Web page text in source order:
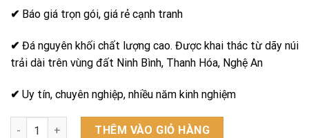
✔ Báo giá trọn gói, giá rẻ cạnh tranh
✔ Đá nguyên khối chất lượng cao. Được khai thác từ dãy núi
trải dài trên vùng đất Ninh Bình, Thanh Hóa, Nghệ An
✔ Uy tín, chuyên nghiệp, nhiều năm kinh nghiệm
Mộ granite - Mẫu 01 số lượngTHÊM VÀO GIỎ HÀNG